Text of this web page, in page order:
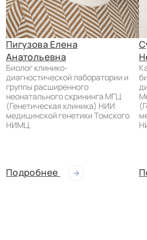
Пигузова Елена
Анатольевна
биолог клинико-
диагностической лаборатории и
группы расширенного
неонатального скрининга МГЦ
(Генетическая клиника) НИИ
медицинской генетики Томского
НИМЦ.
Подробнее
кандидат биологических наук,